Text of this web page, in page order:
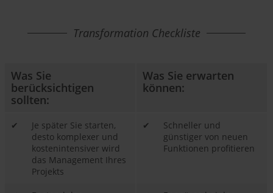
Transformation Checkliste
Was Sie
berücksichtigen
sollten:
Was Sie erwarten
können:
✔
Je später Sie starten,
desto komplexer und
kostenintensiver wird
das Management Ihres
Projekts
✔
Schneller und
günstiger von neuen
Funktionen profitieren